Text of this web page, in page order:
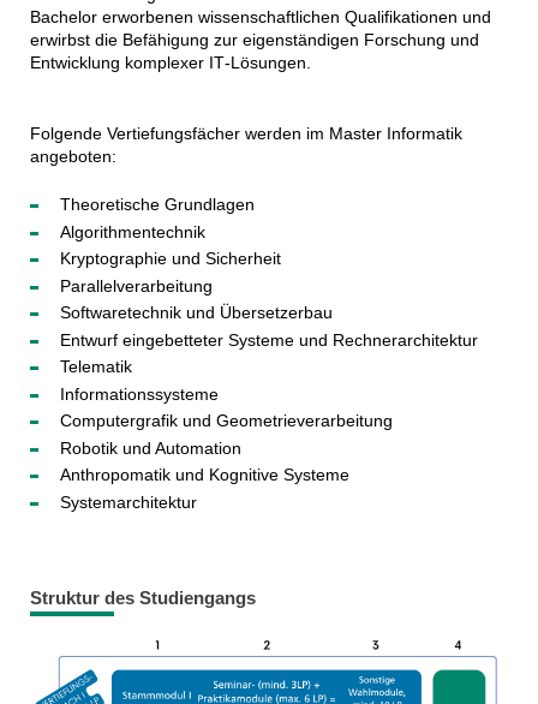
Bachelor erworbenen wissenschaftlichen Qualifikationen und
erwirbst die Befähigung zur eigenständigen Forschung und
Entwicklung komplexer IT‑Lösungen.
Folgende Vertiefungsfächer werden im Master Informatik
angeboten:
Theoretische Grundlagen
Algorithmentechnik
Kryptographie und Sicherheit
Parallelverarbeitung
Softwaretechnik und Übersetzerbau
Entwurf eingebetteter Systeme und Rechnerarchitektur
Telematik
Informationssysteme
Computergrafik und Geometrieverarbeitung
Robotik und Automation
Anthropomatik und Kognitive Systeme
Systemarchitektur
Struktur des Studiengangs